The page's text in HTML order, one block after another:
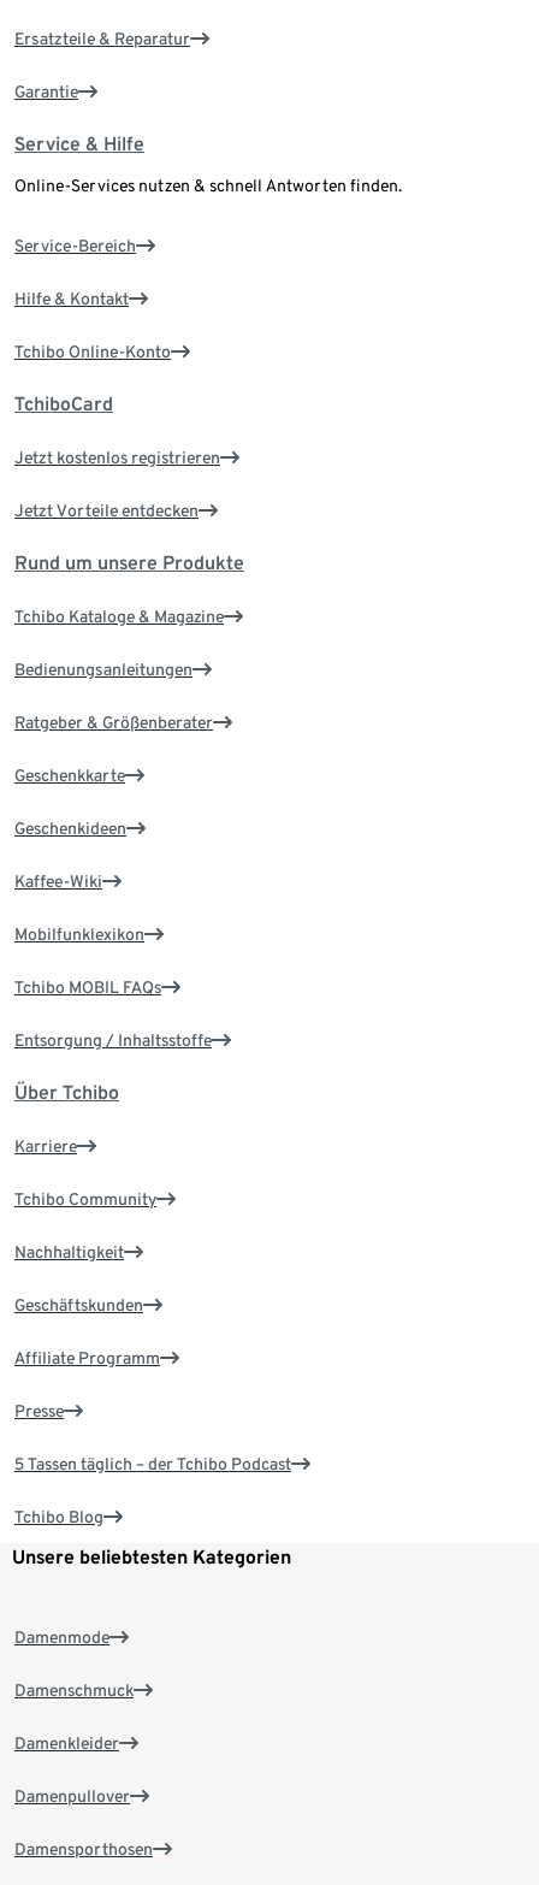
Ersatzteile & Reparatur
Garantie
Service & Hilfe
Online-Services nutzen & schnell Antworten finden.
Service-Bereich
Hilfe & Kontakt
Tchibo Online-Konto
TchiboCard
Jetzt kostenlos registrieren
Jetzt Vorteile entdecken
Rund um unsere Produkte
Tchibo Kataloge & Magazine
Bedienungsanleitungen
Ratgeber & Größenberater
Geschenkkarte
Geschenkideen
Kaffee-Wiki
Mobilfunklexikon
Tchibo MOBIL FAQs
Entsorgung / Inhaltsstoffe
Über Tchibo
Karriere
Tchibo Community
Nachhaltigkeit
Geschäftskunden
Affiliate Programm
Presse
5 Tassen täglich – der Tchibo Podcast
Tchibo Blog
Unsere beliebtesten Kategorien
Damenmode
Damenschmuck
Damenkleider
Damenpullover
Damensporthosen